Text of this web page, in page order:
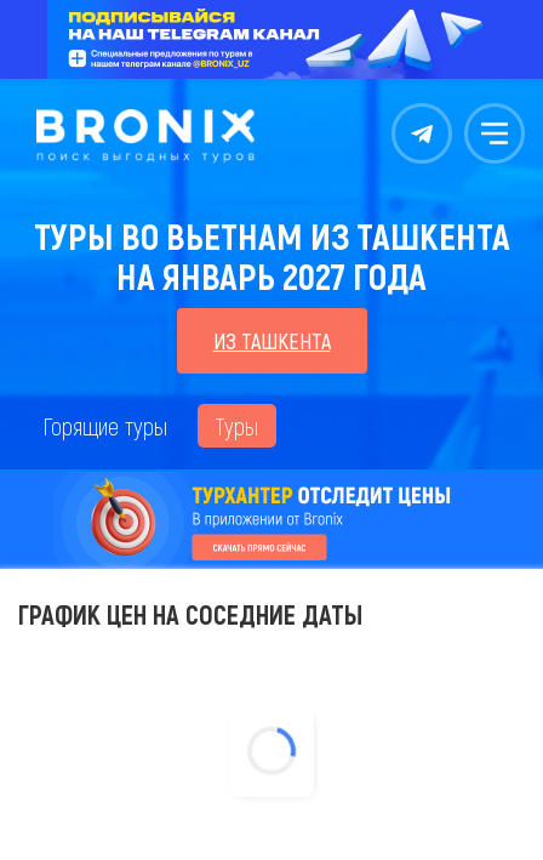
Контакты Меню
ТУРЫ ВО ВЬЕТНАМ ИЗ ТАШКЕНТА
НА ЯНВАРЬ 2027 ГОДА
ИЗ ТАШКЕНТА
Горящие туры Туры
ГРАФИК ЦЕН НА СОСЕДНИЕ ДАТЫ